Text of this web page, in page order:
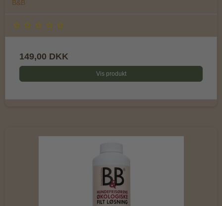
B&B
149,00 DKK
Vis produkt